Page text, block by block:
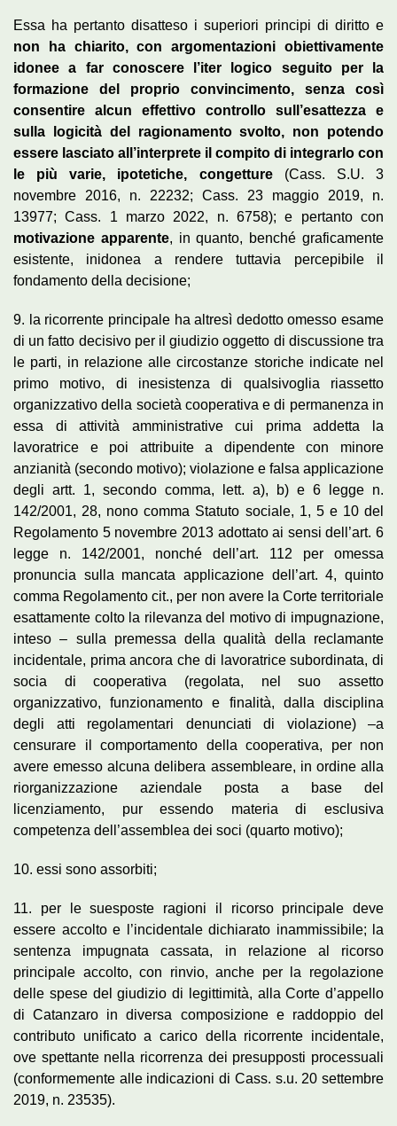
Essa ha pertanto disatteso i superiori principi di diritto e
non ha chiarito, con argomentazioni obiettivamente
idonee a far conoscere l’iter logico seguito per la
formazione del proprio convincimento, senza così
consentire alcun effettivo controllo sull’esattezza e
sulla logicità del ragionamento svolto, non potendo
essere lasciato all’interprete il compito di integrarlo con
le più varie, ipotetiche, congetture(Cass. S.U. 3
novembre 2016, n. 22232; Cass. 23 maggio 2019, n.
13977; Cass. 1 marzo 2022, n. 6758); e pertanto con
motivazione apparente, in quanto, benché graficamente
esistente, inidonea a rendere tuttavia percepibile il
fondamento della decisione;
9. la ricorrente principale ha altresì dedotto omesso esame
di un fatto decisivo per il giudizio oggetto di discussione tra
le parti, in relazione alle circostanze storiche indicate nel
primo motivo, di inesistenza di qualsivoglia riassetto
organizzativo della società cooperativa e di permanenza in
essa di attività amministrative cui prima addetta la
lavoratrice e poi attribuite a dipendente con minore
anzianità (secondo motivo); violazione e falsa applicazione
degli artt. 1, secondo comma, lett. a), b) e 6 legge n.
142/2001, 28, nono comma Statuto sociale, 1, 5 e 10 del
Regolamento 5 novembre 2013 adottato ai sensi dell’art. 6
legge n. 142/2001, nonché dell’art. 112 per omessa
pronuncia sulla mancata applicazione dell’art. 4, quinto
comma Regolamento cit., per non avere la Corte territoriale
esattamente colto la rilevanza del motivo di impugnazione,
inteso – sulla premessa della qualità della reclamante
incidentale, prima ancora che di lavoratrice subordinata, di
socia di cooperativa (regolata, nel suo assetto
organizzativo, funzionamento e finalità, dalla disciplina
degli atti regolamentari denunciati di violazione) –a
censurare il comportamento della cooperativa, per non
avere emesso alcuna delibera assembleare, in ordine alla
riorganizzazione aziendale posta a base del
licenziamento, pur essendo materia di esclusiva
competenza dell’assemblea dei soci (quarto motivo);
10. essi sono assorbiti;
11. per le suesposte ragioni il ricorso principale deve
essere accolto e l’incidentale dichiarato inammissibile; la
sentenza impugnata cassata, in relazione al ricorso
principale accolto, con rinvio, anche per la regolazione
delle spese del giudizio di legittimità, alla Corte d’appello
di Catanzaro in diversa composizione e raddoppio del
contributo unificato a carico della ricorrente incidentale,
ove spettante nella ricorrenza dei presupposti processuali
(conformemente alle indicazioni di Cass. s.u. 20 settembre
2019, n. 23535).